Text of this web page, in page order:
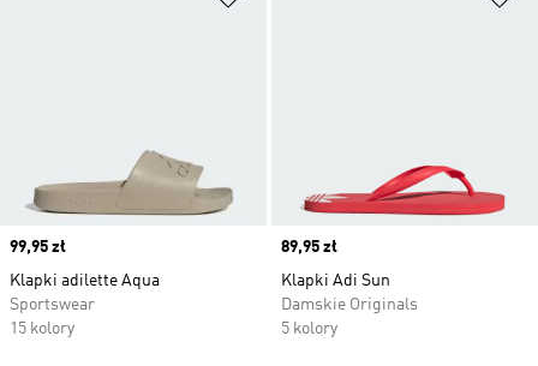
Price
99,95 zł
Klapki adilette Aqua
Sportswear
15 kolory
Price
89,95 zł
Klapki Adi Sun
Damskie Originals
5 kolory